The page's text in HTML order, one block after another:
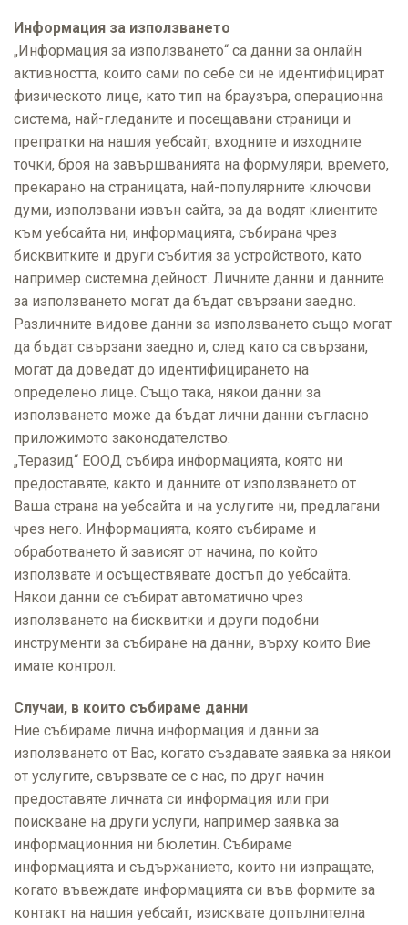
Информация за използването
„Информация за използването“ са данни за онлайн
активността, които сами по себе си не идентифицират
физическото лице, като тип на браузъра, операционна
система, най-гледаните и посещавани страници и
препратки на нашия уебсайт, входните и изходните
точки, броя на завършванията на формуляри, времето,
прекарано на страницата, най-популярните ключови
думи, използвани извън сайта, за да водят клиентите
към уебсайта ни, информацията, събирана чрез
бисквитките и други събития за устройството, като
например системна дейност. Личните данни и данните
за използването могат да бъдат свързани заедно.
Различните видове данни за използването също могат
да бъдат свързани заедно и, след като са свързани,
могат да доведат до идентифицирането на
определено лице. Също така, някои данни за
използването може да бъдат лични данни съгласно
приложимото законодателство.
„Теразид“ ЕООД събира информацията, която ни
предоставяте, както и данните от използването от
Ваша страна на уебсайта и на услугите ни, предлагани
чрез него. Информацията, която събираме и
обработването й зависят от начина, по който
използвате и осъществявате достъп до уебсайта.
Някои данни се събират автоматично чрез
използването на бисквитки и други подобни
инструменти за събиране на данни, върху които Вие
имате контрол.
Случаи, в които събираме данни
Ние събираме лична информация и данни за
използването от Вас, когато създавате заявка за някои
от услугите, свързвате се с нас, по друг начин
предоставяте личната си информация или при
поискване на други услуги, например заявка за
информационния ни бюлетин. Събираме
информацията и съдържанието, които ни изпращате,
когато въвеждате информацията си във формите за
контакт на нашия уебсайт, изисквате допълнителна